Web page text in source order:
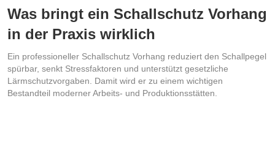
Was bringt ein Schallschutz Vorhang
in der Praxis wirklich
Ein professioneller Schallschutz Vorhang reduziert den Schallpegel
spürbar, senkt Stressfaktoren und unterstützt gesetzliche
Lärmschutzvorgaben. Damit wird er zu einem wichtigen
Bestandteil moderner Arbeits- und Produktionsstätten.